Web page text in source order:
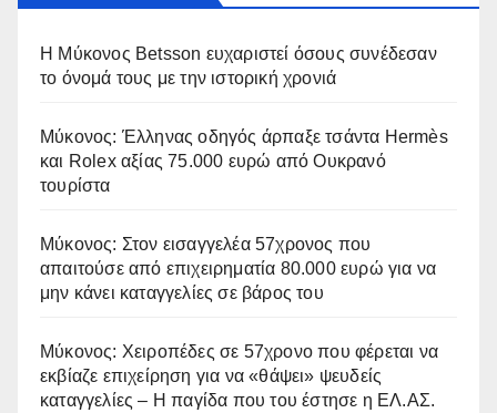
Η Μύκονος Betsson ευχαριστεί όσους συνέδεσαν
το όνομά τους με την ιστορική χρονιά
Μύκονος: Έλληνας οδηγός άρπαξε τσάντα Hermès
και Rolex αξίας 75.000 ευρώ από Ουκρανό
τουρίστα
Μύκονος: Στον εισαγγελέα 57χρονος που
απαιτούσε από επιχειρηματία 80.000 ευρώ για να
μην κάνει καταγγελίες σε βάρος του
Μύκονος: Χειροπέδες σε 57χρονο που φέρεται να
εκβίαζε επιχείρηση για να «θάψει» ψευδείς
καταγγελίες – Η παγίδα που του έστησε η ΕΛ.ΑΣ.